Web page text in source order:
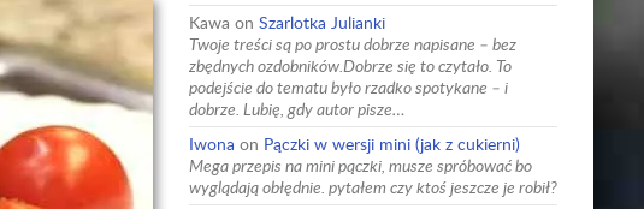
Kawa on Szarlotka Julianki
Twoje treści są po prostu dobrze napisane – bez
zbędnych ozdobników.Dobrze się to czytało. To
podejście do tematu było rzadko spotykane – i
dobrze. Lubię, gdy autor pisze…
Iwona on Pączki w wersji mini (jak z cukierni)
Mega przepis na mini pączki, musze spróbować bo
wyglądają obłędnie. pytałem czy ktoś jeszcze je robił?